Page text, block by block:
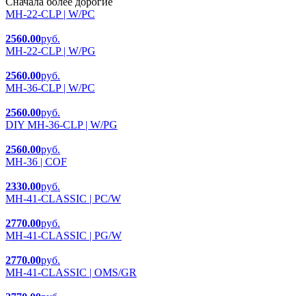
MH-22-CLP | W/PC
2560.00руб.
MH-22-CLP | W/PG
2560.00руб.
MH-36-CLP | W/PC
2560.00руб.
DIY MH-36-CLP | W/PG
2560.00руб.
MH-36 | COF
2330.00руб.
MH-41-CLASSIC | PC/W
2770.00руб.
MH-41-CLASSIC | PG/W
2770.00руб.
MH-41-CLASSIC | OMS/GR